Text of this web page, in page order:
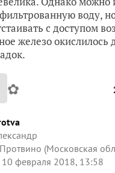
воду,
с доступом
железо
✿
Протвино (Московская
10 февраля 2018, 13:58